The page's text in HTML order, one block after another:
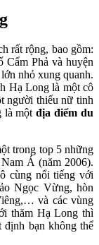
rất rộng, bao gồm:
Cẩm Phả và huyện
nhỏ xung quanh.
Hạ Long là một cô
người thiếu nữ tinh
là mộtđịa điểm du
trong top 5 những
Á (năm 2006).
cùng nổi tiếng với
Ngọc Vừng, hòn
và các vùng
thăm Hạ Long thì
bạn không thể